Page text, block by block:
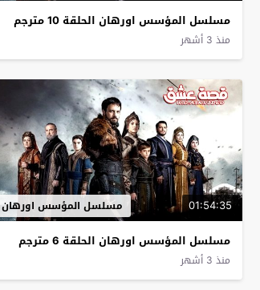
مسلسل المؤسس اورهان الحلقة 10 مترجم
منذ 3 أشهر
01:54:35 مسلسل المؤسس اورهان
مسلسل المؤسس اورهان الحلقة 6 مترجم
منذ 3 أشهر